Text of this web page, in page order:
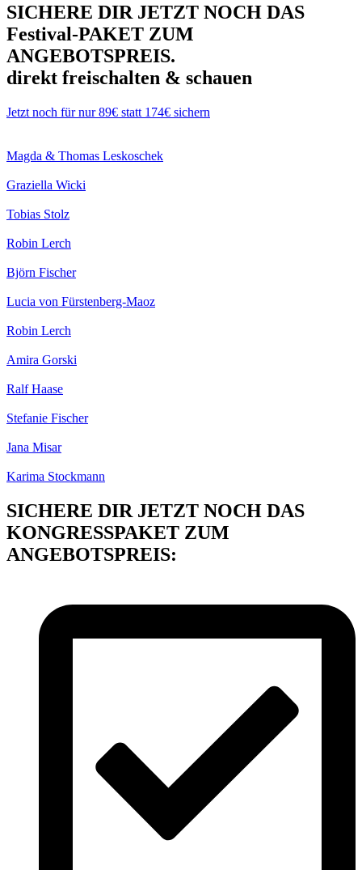
SICHERE DIR JETZT NOCH DAS
Festival-PAKET ZUM
ANGEBOTSPREIS.
direkt freischalten & schauen
Jetzt noch für nur 89€ statt 174€ sichern
Magda & Thomas Leskoschek
Graziella Wicki
Tobias Stolz
Robin Lerch
Björn Fischer
Lucia von Fürstenberg-Maoz
Robin Lerch
Amira Gorski
Ralf Haase
Stefanie Fischer
Jana Misar
Karima Stockmann
SICHERE DIR JETZT NOCH DAS
KONGRESSPAKET ZUM
ANGEBOTSPREIS: